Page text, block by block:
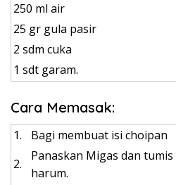
250 ml air
25 gr gula pasir
2 sdm cuka
1 sdt garam.
Cara Memasak:
1.
Bagi membuat isi choipan
2.
Panaskan Migas dan
harum.